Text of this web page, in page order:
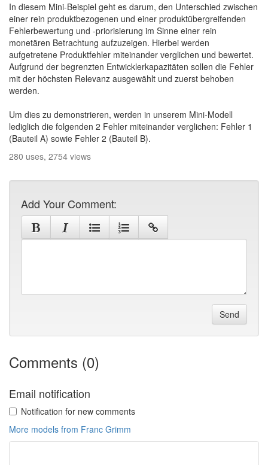
In diesem Mini-Beispiel geht es darum, den Unterschied zwischen
einer rein produktbezogenen und einer produktübergreifenden
Fehlerbewertung und -priorisierung im Sinne einer rein
monetären Betrachtung aufzuzeigen. Hierbei werden
aufgetretene Produktfehler miteinander verglichen und bewertet.
Aufgrund der begrenzten Entwicklerkapazitäten sollen die Fehler
mit der höchsten Relevanz ausgewählt und zuerst behoben
werden.
Um dies zu demonstrieren, werden in unserem Mini-Modell
lediglich die folgenden 2 Fehler miteinander verglichen: Fehler 1
(Bauteil A) sowie Fehler 2 (Bauteil B).
280 uses, 2754 views
Add Your Comment:
Send
Comments (0)
Email notification
Notification for new comments
More models from Franc Grimm